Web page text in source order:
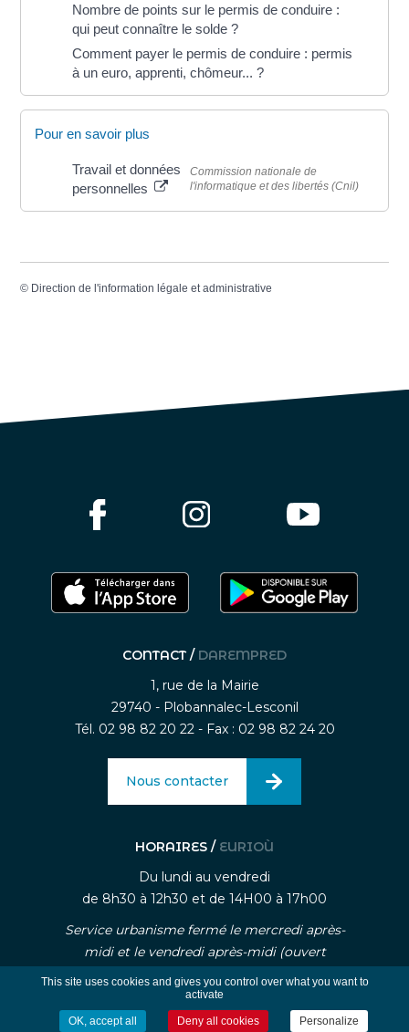
Nombre de points sur le permis de conduire :
qui peut connaître le solde ?
Comment payer le permis de conduire : permis
à un euro, apprenti, chômeur... ?
Pour en savoir plus
Travail et données
personnelles
Commission nationale de
l'informatique et des libertés (Cnil)
© Direction de l'information légale et administrative
CONTACT / DAREMPRED
1, rue de la Mairie
29740 - Plobannalec-Lesconil
Tél. 02 98 82 20 22 - Fax : 02 98 82 24 20
Nous contacter
HORAIRES / EURIOÙ
Du lundi au vendredi
de 8h30 à 12h30 et de 14H00 à 17h00
Service urbanisme fermé le mercredi après-
midi et le vendredi après-midi (ouvert
This site uses cookies and gives you control over what you want to
activate
OK, accept all Deny all cookies Personalize